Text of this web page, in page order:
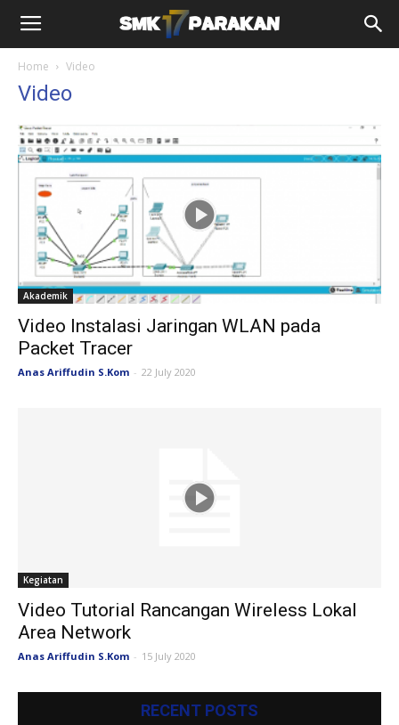
Home Video
Video
Akademik
Video Instalasi Jaringan WLAN pada
Packet Tracer
Anas Ariffudin S.Kom - 22 July 2020
Kegiatan
Video Tutorial Rancangan Wireless Lokal
Area Network
Anas Ariffudin S.Kom - 15 July 2020
RECENT POSTS